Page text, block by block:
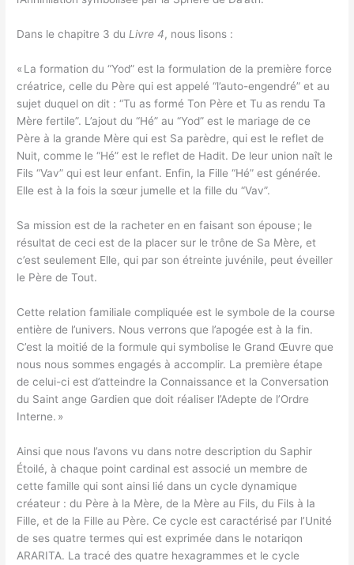
Dans le chapitre 3 du Livre 4, nous lisons :
« La formation du “Yod” est la formulation de la première force
créatrice, celle du Père qui est appelé “l’auto-engendré” et au
sujet duquel on dit : “Tu as formé Ton Père et Tu as rendu Ta
Mère fertile”. L’ajout du “Hé” au “Yod” est le mariage de ce
Père à la grande Mère qui est Sa parèdre, qui est le reflet de
Nuit, comme le “Hé” est le reflet de Hadit. De leur union naît le
Fils “Vav” qui est leur enfant. Enfin, la Fille “Hé” est générée.
Elle est à la fois la sœur jumelle et la fille du “Vav”.
Sa mission est de la racheter en en faisant son épouse ; le
résultat de ceci est de la placer sur le trône de Sa Mère, et
c’est seulement Elle, qui par son étreinte juvénile, peut éveiller
le Père de Tout.
Cette relation familiale compliquée est le symbole de la course
entière de l’univers. Nous verrons que l’apogée est à la fin.
C’est la moitié de la formule qui symbolise le Grand Œuvre que
nous nous sommes engagés à accomplir. La première étape
de celui-ci est d’atteindre la Connaissance et la Conversation
du Saint ange Gardien que doit réaliser l’Adepte de l’Ordre
Interne. »
Ainsi que nous l’avons vu dans notre description du Saphir
Étoilé, à chaque point cardinal est associé un membre de
cette famille qui sont ainsi lié dans un cycle dynamique
créateur : du Père à la Mère, de la Mère au Fils, du Fils à la
Fille, et de la Fille au Père. Ce cycle est caractérisé par l’Unité
de ses quatre termes qui est exprimée dans le notariqon
ARARITA. La tracé des quatre hexagrammes et le cycle